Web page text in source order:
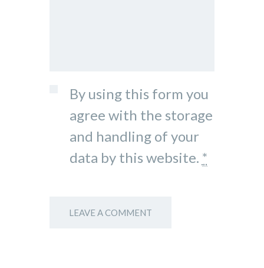
By using this form you
agree with the storage
and handling of your
data by this website. *